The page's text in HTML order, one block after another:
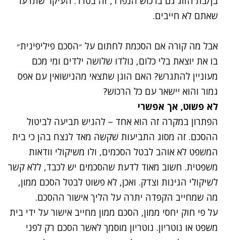
שאתם לא חייבים.
אבל מה קורה אם הסכמת לחתום על ״הסכם פיליפינית״
בו את יוצאת בלי כלום, נולדו שלושה ילדים ומי מכם
מעוניין להתגרש? האם הוגן שתצאי מהנישואין עם אפס
גמור והוא יישאר עם כל הרכוש?
לא פשוט, אך אפשרי
הפתרון במקרה זה הוא אחד – להגיש תביעה לביטול
ההסכם. זה מסוג התביעות שקשה מאד לנצח בהן כי בית
המשפט לא אוהב לבטל הסכמים, ולו משיקולי וודאות
משפטית. חשוב מאוד לדעת שהסכמים יש לכבד, ללא קשר
לשיקולי הגינות וצדק. ואכן, לא פשוט לבטל הסכם ממון,
מה שמחייב הקפדה יתרה על הליך אישור ההסכם.
על פי חוק יחסי ממון, הסכם ממון מחייב אישור על ידי בית
משפט או נוטריון. נוטריון מוסמך לאשר הסכם רק לפני